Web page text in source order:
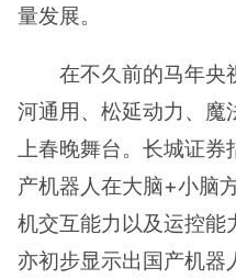
量发展。
在不久前的马年央
河通用、松延动力、魔
上春晚舞台。长城证
产机器人在大脑+小脑
机交互能力以及运控能
亦初步显示出国产机器